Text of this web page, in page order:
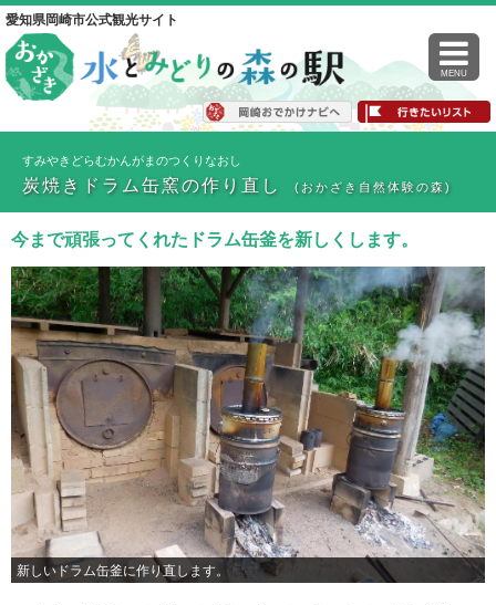
愛知県岡崎市公式観光サイト
MENU
すみやきどらむかんがまのつくりなおし
炭焼きドラム缶窯の作り直し (おかざき自然体験の森)
今まで頑張ってくれたドラム缶釜を新しくします。
新しいドラム缶釜に作り直します。